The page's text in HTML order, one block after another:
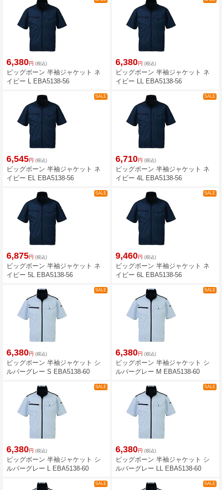
6,380円 (税込)
ビッグボーン 半袖ジャケット ネ
イビー L EBA5138-56
6,380円 (税込)
ビッグボーン 半袖ジャケット ネ
イビー LL EBA5138-56
SALE
6,545円 (税込)
ビッグボーン 半袖ジャケット ネ
イビー EL EBA5138-56
SALE
6,710円 (税込)
ビッグボーン 半袖ジャケット ネ
イビー 4L EBA5138-56
SALE
6,875円 (税込)
ビッグボーン 半袖ジャケット ネ
イビー 5L EBA5138-56
SALE
9,460円 (税込)
ビッグボーン 半袖ジャケット ネ
イビー 6L EBA5138-56
SALE
6,380円 (税込)
ビッグボーン 半袖ジャケット シ
ルバーグレー S EBA5138-60
SALE
6,380円 (税込)
ビッグボーン 半袖ジャケット シ
ルバーグレー M EBA5138-60
SALE
6,380円 (税込)
ビッグボーン 半袖ジャケット シ
ルバーグレー L EBA5138-60
SALE
6,380円 (税込)
ビッグボーン 半袖ジャケット シ
ルバーグレー LL EBA5138-60
SALE SALE